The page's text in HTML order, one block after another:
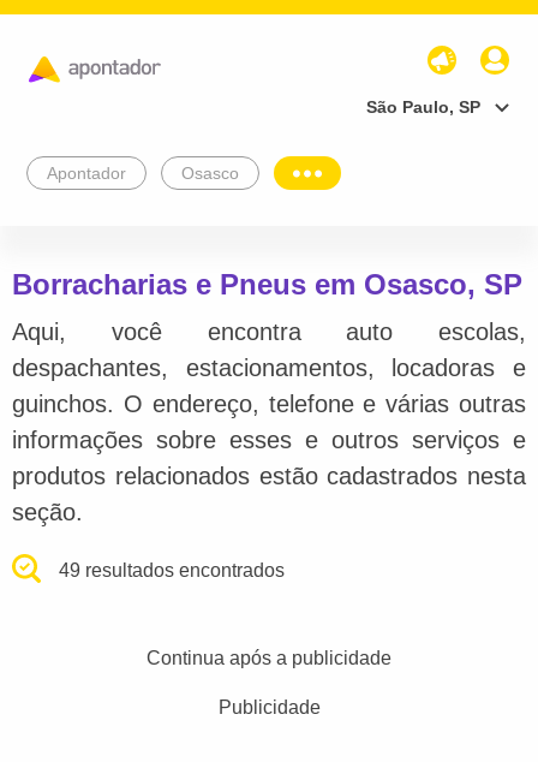
São Paulo, SP
Apontador Osasco
Borracharias e Pneus em Osasco, SP
Aqui, você encontra auto escolas,
despachantes, estacionamentos, locadoras e
guinchos. O endereço, telefone e várias outras
informações sobre esses e outros serviços e
produtos relacionados estão cadastrados nesta
seção.
49 resultados encontrados
Continua após a publicidade
Publicidade